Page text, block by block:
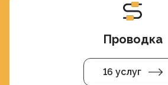
Проводка
16 услуг